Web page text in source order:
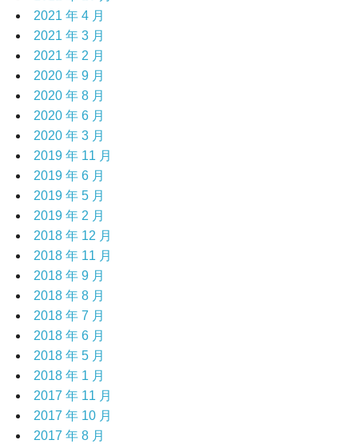
2021 年 4 月
2021 年 3 月
2021 年 2 月
2020 年 9 月
2020 年 8 月
2020 年 6 月
2020 年 3 月
2019 年 11 月
2019 年 6 月
2019 年 5 月
2019 年 2 月
2018 年 12 月
2018 年 11 月
2018 年 9 月
2018 年 8 月
2018 年 7 月
2018 年 6 月
2018 年 5 月
2018 年 1 月
2017 年 11 月
2017 年 10 月
2017 年 8 月